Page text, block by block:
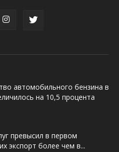
автомобильного бензина в
на 10,5 процента
превысил в первом
экспорт более чем в...